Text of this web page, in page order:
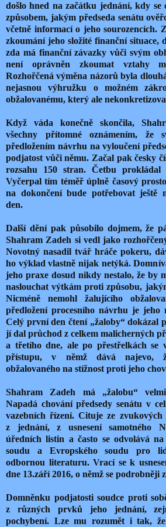
došlo hned na začátku jednání, kdy se
způsobem, jakým předseda senátu
včetně informací o jeho sourozencích.
zkoumání jeho složité finanční situace,
zda má finanční závazky vůči svým
není oprávněn zkoumat vztahy
Rozhořčená výměna názorů byla
nejasnou výhružku o možném
obžalovanému, který ale
Když váda konečně skončila,
všechny přítomné oznámením, že
předložením návrhu na vyloučení
podjatost vůči němu. Začal pak česky
rozsahu 150 stran. Četbu prokládal
Vyčerpal tím téměř úplně časový
na dokončení bude potřebovat ještě
den.
Další dění pak působilo dojmem, že
Shahram Zadeh si vedl jako
Novotný nasadil tvář hráče pokeru,
ho výklad vlastně nijak netýká.
jeho praxe dosud nikdy nestalo, že by
naslouchat výtkám proti způsobu,
Nicméně nemohl žalujícího
předložení procesního návrhu je jeho
Celý první den čtení „žaloby“ dokázal
jí dal průchod z celkem malicherných
a třetího dne, ale po přestřelkách se
přístupu, v němž dává najevo,
obžalovaného na stížnost proti jeho
Shahram Zadeh má „žalobu“
Napadá chování předsedy senátu v
vazebních řízení. Cituje ze
z jednání, z usnesení samotného
úředních listin a často se odvolává
soudu a Evropského soudu pro
odbornou literaturu. Vrací se k
dne 13.září 2016, o němž se podrobněji
Domněnku podjatosti soudce proti
z různých prvků jeho jednání,
pochybení. Lze mu rozumět i tak,